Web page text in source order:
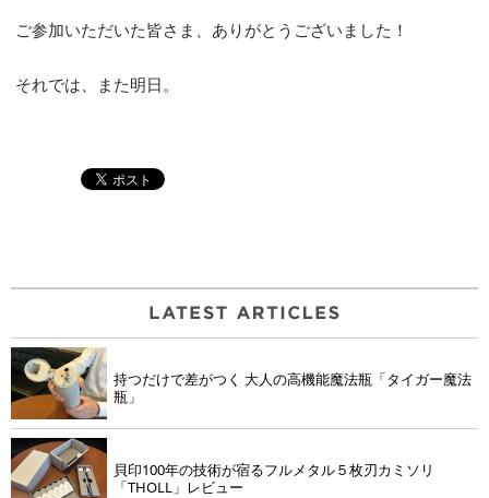
ご参加いただいた皆さま、ありがとうございました！
それでは、また明日。
持つだけで差がつく 大人の高機能魔法瓶「タイガー魔法
瓶」
貝印100年の技術が宿るフルメタル５枚刃カミソリ
「THOLL」レビュー